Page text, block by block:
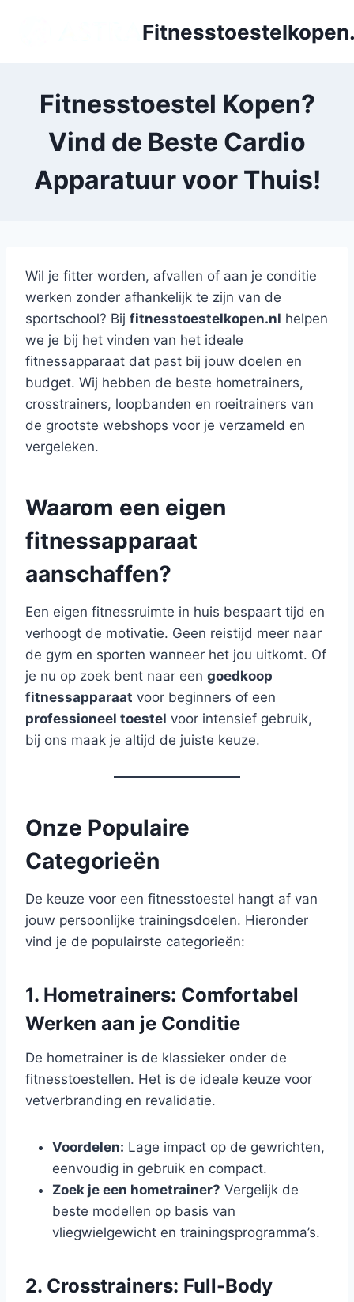
Fitnesstoestel Kopen?
Vind de Beste Cardio
Apparatuur voor Thuis!
Wil je fitter worden, afvallen of aan je conditie
werken zonder afhankelijk te zijn van de
sportschool? Bij fitnesstoestelkopen.nl helpen
we je bij het vinden van het ideale
fitnessapparaat dat past bij jouw doelen en
budget. Wij hebben de beste hometrainers,
crosstrainers, loopbanden en roeitrainers van
de grootste webshops voor je verzameld en
vergeleken.
Waarom een eigen
fitnessapparaat
aanschaffen?
Een eigen fitnessruimte in huis bespaart tijd en
verhoogt de motivatie. Geen reistijd meer naar
de gym en sporten wanneer het jou uitkomt. Of
je nu op zoek bent naar een goedkoop
fitnessapparaat voor beginners of een
professioneel toestel voor intensief gebruik,
bij ons maak je altijd de juiste keuze.
Onze Populaire
Categorieën
De keuze voor een fitnesstoestel hangt af van
jouw persoonlijke trainingsdoelen. Hieronder
vind je de populairste categorieën:
1. Hometrainers: Comfortabel
Werken aan je Conditie
De hometrainer is de klassieker onder de
fitnesstoestellen. Het is de ideale keuze voor
vetverbranding en revalidatie.
Voordelen: Lage impact op de gewrichten,
eenvoudig in gebruik en compact.
Zoek je een hometrainer? Vergelijk de
beste modellen op basis van
vliegwielgewicht en trainingsprogramma’s.
2. Crosstrainers: Full-Body